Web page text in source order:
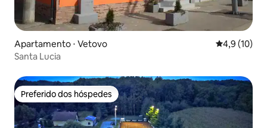
Apartamento ⋅ Vetovo 4,9 de uma
4,9 (10)
Santa Lucia
Preferido dos hóspedes
Preferido dos hóspedes